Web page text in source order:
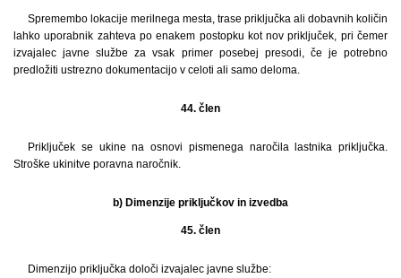
Spremembo lokacije merilnega mesta, trase priključka ali dobavnih količin
lahko uporabnik zahteva po enakem postopku kot nov priključek, pri čemer
izvajalec javne službe za vsak primer posebej presodi, če je potrebno
predložiti ustrezno dokumentacijo v celoti ali samo deloma.
44. člen
Priključek se ukine na osnovi pismenega naročila lastnika priključka.
Stroške ukinitve poravna naročnik.
b) Dimenzije priključkov in izvedba
45. člen
Dimenzijo priključka določi izvajalec javne službe: